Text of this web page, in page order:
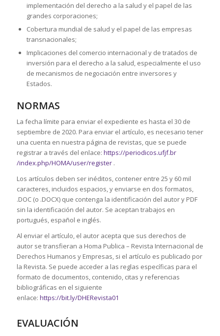
implementación del derecho a la salud y el papel de las
grandes corporaciones;
Cobertura mundial de salud y el papel de las empresas
transnacionales;
Implicaciones del comercio internacional y de tratados de
inversión para el derecho a la salud, especialmente el uso
de mecanismos de negociación entre inversores y
Estados.
NORMAS
La fecha límite para enviar el expediente es hasta el 30 de
septiembre de 2020. Para enviar el artículo, es necesario tener
una cuenta en nuestra página de revistas, que se puede
registrar a través del enlace: https://periodicos.ufjf.br
/index.php/HOMA/user/register.
Los artículos deben ser inéditos, contener entre 25 y 60 mil
caracteres, incluidos espacios, y enviarse en dos formatos,
.DOC (o .DOCX) que contenga la identificación del autor y PDF
sin la identificación del autor. Se aceptan trabajos en
portugués, español e inglés.
Al enviar el artículo, el autor acepta que sus derechos de
autor se transfieran a Homa Publica – Revista Internacional de
Derechos Humanos y Empresas, si el artículo es publicado por
la Revista. Se puede acceder a las reglas específicas para el
formato de documentos, contenido, citas y referencias
bibliográficas en el siguiente
enlace: https://bit.ly/DHERevista01
EVALUACIÓN